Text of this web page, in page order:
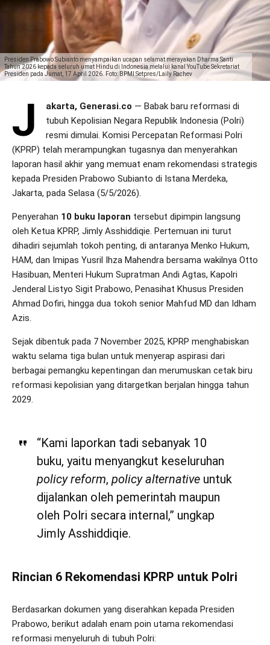
Presiden Prabowo Subianto menyampaikan ucapan selamat merayakan Dharma Santi
Tahun 2026 kepada seluruh umat Hindu di Indonesia melalui kanal YouTube Sekretariat
Presiden pada Jumat, 17 April 2026. Foto: BPMI Setpres/Laily Rachev
J akarta, Generasi.co — Babak baru reformasi di
tubuh Kepolisian Negara Republik Indonesia (Polri)
resmi dimulai. Komisi Percepatan Reformasi Polri
(KPRP) telah merampungkan tugasnya dan menyerahkan
laporan hasil akhir yang memuat enam rekomendasi strategis
kepada Presiden Prabowo Subianto di Istana Merdeka,
Jakarta, pada Selasa (5/5/2026).
Penyerahan 10 buku laporan tersebut dipimpin langsung
oleh Ketua KPRP, Jimly Asshiddiqie. Pertemuan ini turut
dihadiri sejumlah tokoh penting, di antaranya Menko Hukum,
HAM, dan Imipas Yusril Ihza Mahendra bersama wakilnya Otto
Hasibuan, Menteri Hukum Supratman Andi Agtas, Kapolri
Jenderal Listyo Sigit Prabowo, Penasihat Khusus Presiden
Ahmad Dofiri, hingga dua tokoh senior Mahfud MD dan Idham
Azis.
Sejak dibentuk pada 7 November 2025, KPRP menghabiskan
waktu selama tiga bulan untuk menyerap aspirasi dari
berbagai pemangku kepentingan dan merumuskan cetak biru
reformasi kepolisian yang ditargetkan berjalan hingga tahun
2029.
“Kami laporkan tadi sebanyak 10
buku, yaitu menyangkut keseluruhan
policy reform, policy alternativeuntuk
dijalankan oleh pemerintah maupun
oleh Polri secara internal,” ungkap
Jimly Asshiddiqie.
Rincian 6 Rekomendasi KPRP untuk Polri
Berdasarkan dokumen yang diserahkan kepada Presiden
Prabowo, berikut adalah enam poin utama rekomendasi
reformasi menyeluruh di tubuh Polri: